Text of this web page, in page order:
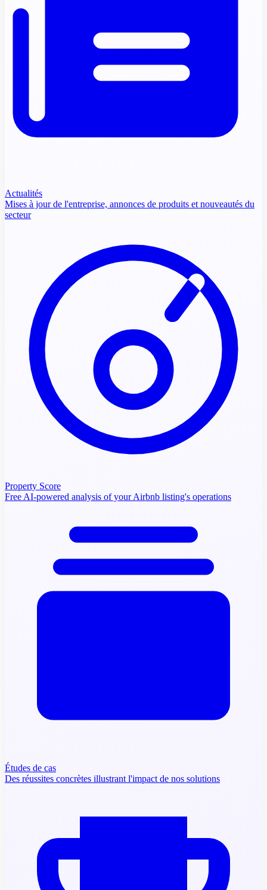
Actualités
Mises à jour de l'entreprise, annonces de produits et nouveautés du
secteur
Property Score
Free AI-powered analysis of your Airbnb listing's operations
Études de cas
Des réussites concrètes illustrant l'impact de nos solutions